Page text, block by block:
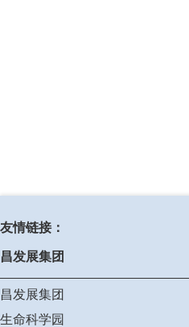
友情链接：
昌发展集团
昌发展集团
生命科学园